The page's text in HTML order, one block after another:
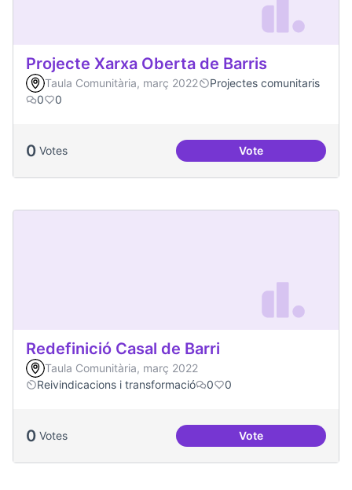
Projecte Xarxa Oberta de Barris
Taula Comunitària, març 2022
Projectes comunitaris
0
0
0 Votes VoteProjecte Xarxa
Redefinició Casal de Barri
Taula Comunitària, març 2022
Reivindicacions i transformació
0 0
0 Votes VoteRedefinició Casal